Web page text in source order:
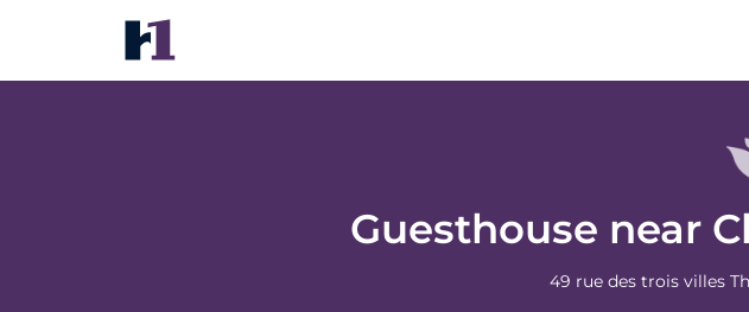
Guesthouse near
49 rue des trois villes
Guesthouse near Charles De Gaulle Airport
Árak Fényképek